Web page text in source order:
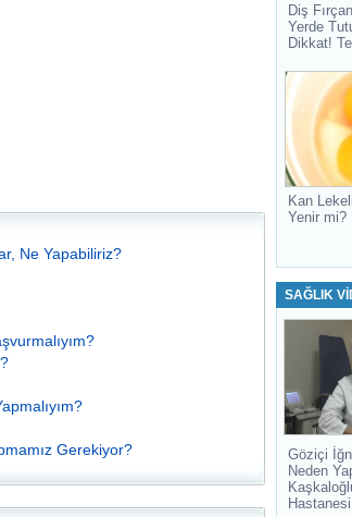
Ne Yapabiliriz?
Gerekiyor?
Diş
Yerde
Dikkat!
Kan
Yenir mi?
SAĞLIK
Göziçi
Neden
Hastanesi